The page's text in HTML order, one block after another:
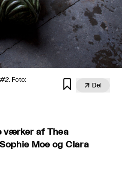
. Foto:
  Del
værker af Thea
Moe og Clara